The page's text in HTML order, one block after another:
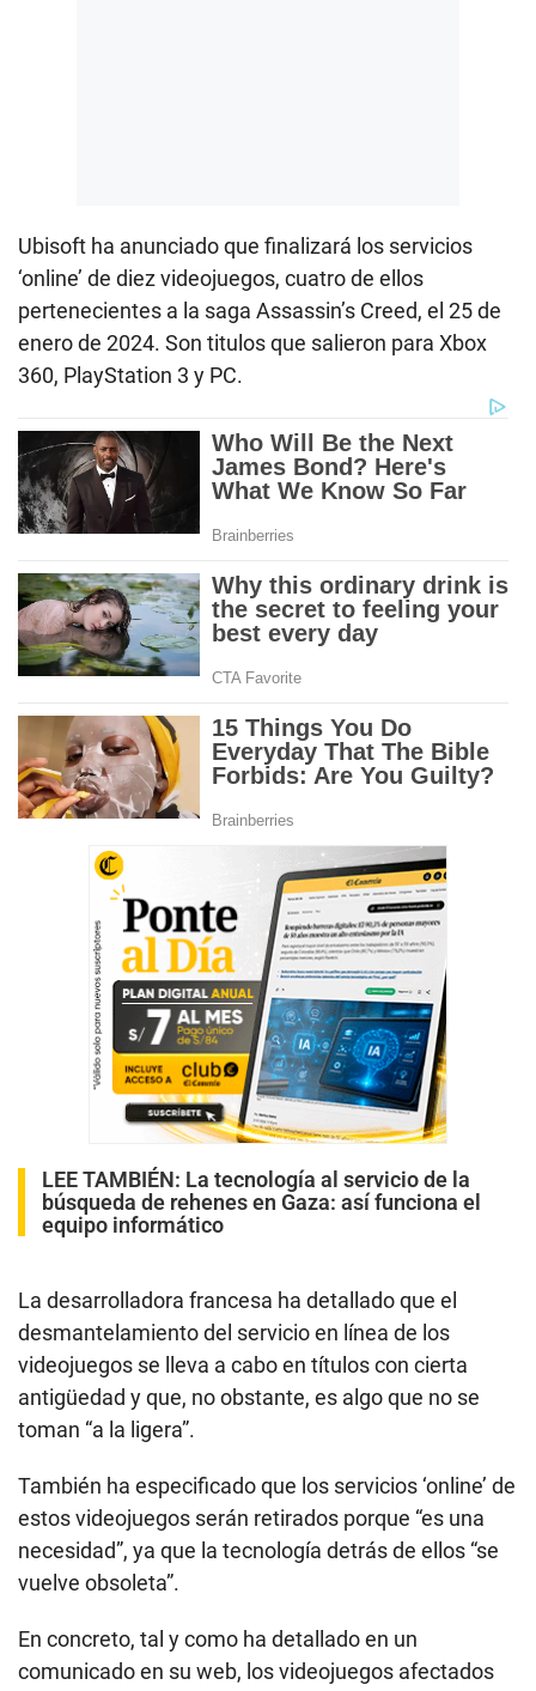
Ubisoft ha anunciado que finalizará los servicios
‘online’ de diez videojuegos, cuatro de ellos
pertenecientes a la saga Assassin’s Creed, el 25 de
enero de 2024. Son titulos que salieron para Xbox
360, PlayStation 3 y PC.
LEE TAMBIÉN: La tecnología al servicio de la
búsqueda de rehenes en Gaza: así funciona el
equipo informático
La desarrolladora francesa ha detallado que el
desmantelamiento del servicio en línea de los
videojuegos se lleva a cabo en títulos con cierta
antigüedad y que, no obstante, es algo que no se
toman “a la ligera”.
También ha especificado que los servicios ‘online’ de
estos videojuegos serán retirados porque “es una
necesidad”, ya que la tecnología detrás de ellos “se
vuelve obsoleta”.
En concreto, tal y como ha detallado en un
comunicado en su web, los videojuegos afectados